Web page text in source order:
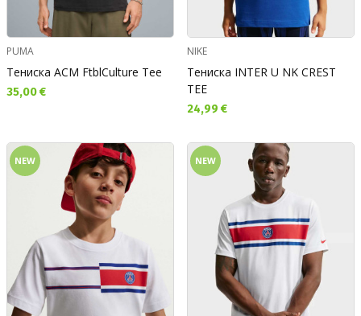
PUMA
Тениска ACM FtblCulture Tee
Текуща цена:
35,00 €
NIKE
Тениска INTER U NK CREST
TEE
Текуща цена:
24,99 €
NEW NEW